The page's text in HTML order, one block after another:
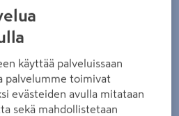
50cm 36W 4200lm 4000K
84,90 € / kpl
Lue lisää
käyttää palveluissaan
palvelumme toimivat
evästeiden avulla mitataan
sekä mahdollistetaan